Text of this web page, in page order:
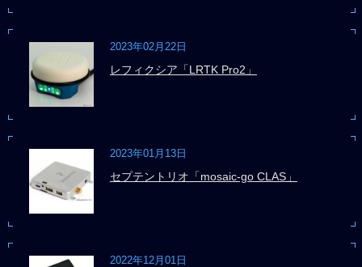
2023年02月22日
レフィクシア「LRTK Pro2」
2023年01月13日
セプテントリオ「mosaic-go CLAS」
2022年12月01日